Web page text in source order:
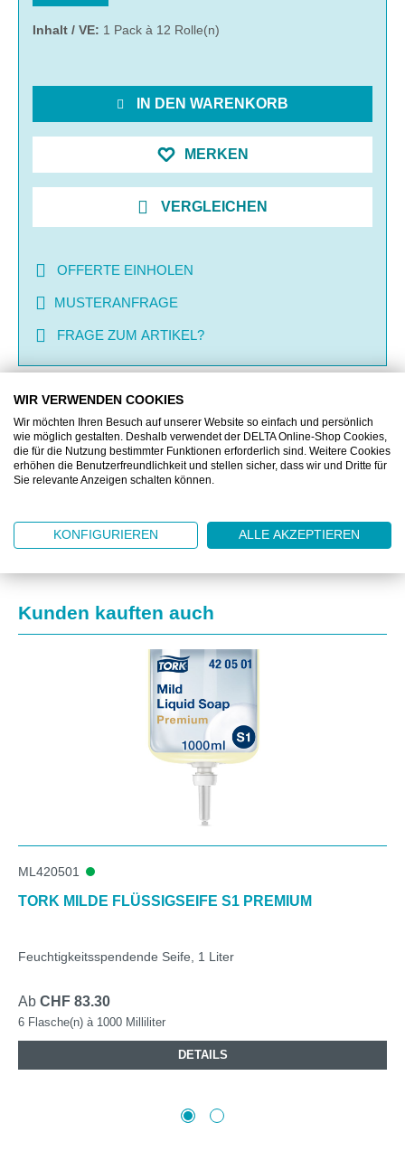
Inhalt / VE: 1 Pack à 12 Rolle(n)
IN DEN WARENKORB
MERKEN
VERGLEICHEN
OFFERTE EINHOLEN
MUSTERANFRAGE
FRAGE ZUM ARTIKEL?
BESCHREIBUNG
ZUSATZINFORMATIONEN
Produktgalerie überspringen
Kunden kauften auch
ML420501
TORK MILDE FLÜSSIGSEIFE S1 PREMIUM
Feuchtigkeitsspendende Seife, 1 Liter
Ab CHF 83.30
6 Flasche(n) à 1000 Milliliter
DETAILS
WIR VERWENDEN COOKIES
Wir möchten Ihren Besuch auf unserer Website so einfach und persönlich
wie möglich gestalten. Deshalb verwendet der DELTA Online-Shop Cookies,
die für die Nutzung bestimmter Funktionen erforderlich sind. Weitere Cookies
erhöhen die Benutzerfreundlichkeit und stellen sicher, dass wir und Dritte für
Sie relevante Anzeigen schalten können.
KONFIGURIEREN ALLE AKZEPTIEREN